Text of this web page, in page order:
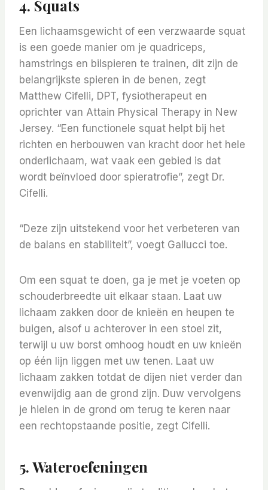
4. Squats
Een lichaamsgewicht of een verzwaarde squat
is een goede manier om je quadriceps,
hamstrings en bilspieren te trainen, dit zijn de
belangrijkste spieren in de benen, zegt
Matthew Cifelli, DPT, fysiotherapeut en
oprichter van Attain Physical Therapy in New
Jersey. “Een functionele squat helpt bij het
richten en herbouwen van kracht door het hele
onderlichaam, wat vaak een gebied is dat
wordt beïnvloed door spieratrofie”, zegt Dr.
Cifelli.
“Deze zijn uitstekend voor het verbeteren van
de balans en stabiliteit”, voegt Gallucci toe.
Om een ​​squat te doen, ga je met je voeten op
schouderbreedte uit elkaar staan. Laat uw
lichaam zakken door de knieën en heupen te
buigen, alsof u achterover in een stoel zit,
terwijl u uw borst omhoog houdt en uw knieën
op één lijn liggen met uw tenen. Laat uw
lichaam zakken totdat de dijen niet verder dan
evenwijdig aan de grond zijn. Duw vervolgens
je hielen in de grond om terug te keren naar
een rechtopstaande positie, zegt Cifelli.
5. Wateroefeningen